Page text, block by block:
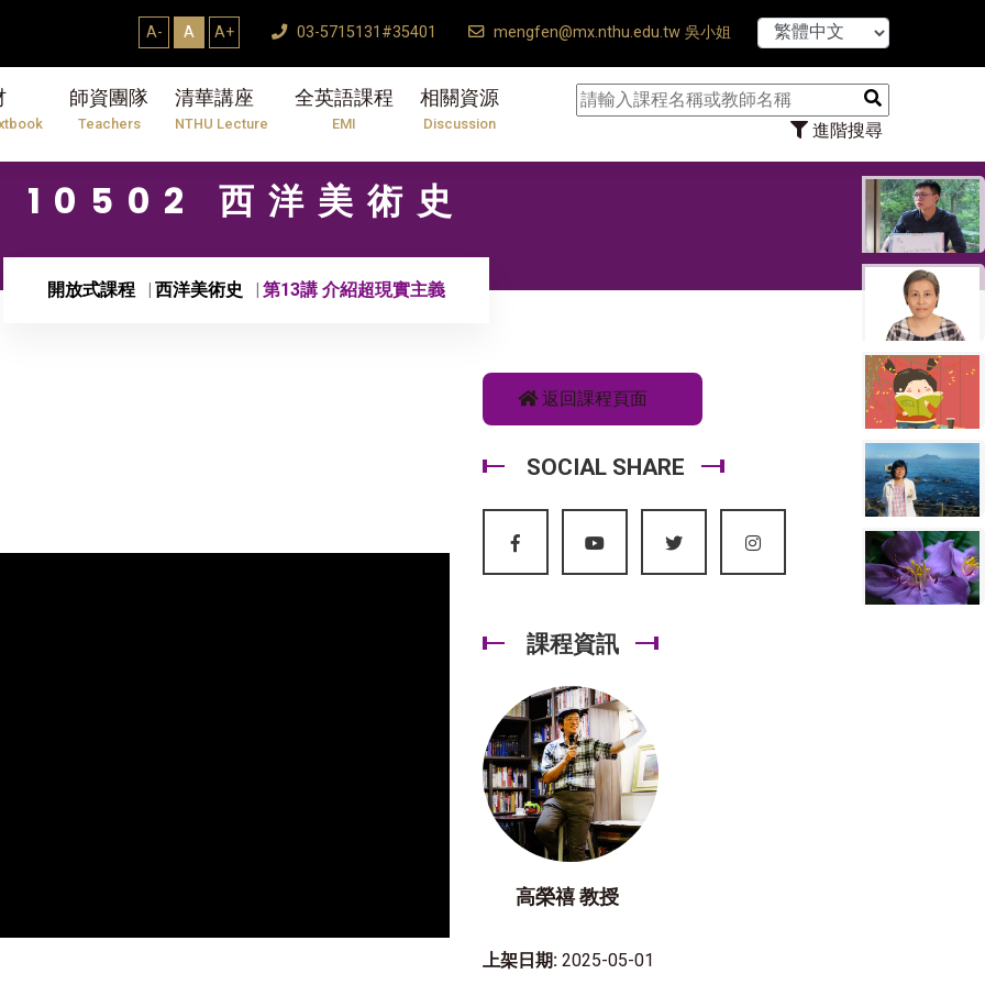
A- A A+ 03-5715131#35401 mengfen@mx.nthu.edu.tw 吳小姐
師資團隊
Teachers
清華講座
NTHU Lecture
全英語課程
EMI
相關資源
Discussion 進階搜尋
學年度第2學期研究生論文口試結束Thesis Defense Ends ♠ 【8/1
10502 西洋美術史
開放式課程 西洋美術史 第13講 介紹超現實主義
返回課程頁面
SOCIAL SHARE
課程資訊
高榮禧 教授
上架日期: 2025-05-01